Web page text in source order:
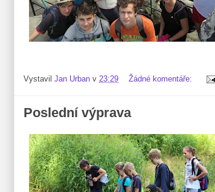
Vystavil Jan Urban v 23:29 Žádné komentáře:
Poslední výprava